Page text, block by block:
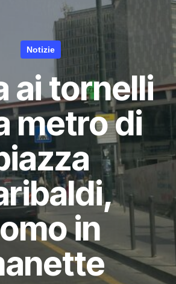
Notizie
ai tornelli
metro di
in